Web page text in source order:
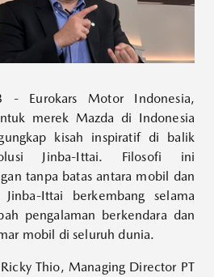
- Eurokars Motor Indonesia,
merek Mazda di Indonesia
kisah inspiratif di balik
Jinba-Ittai. Filosofi ini
tanpa batas antara mobil dan
Ittai berkembang selama
pengalaman berkendara dan
mobil di seluruh dunia.
Thio, Managing Director PT